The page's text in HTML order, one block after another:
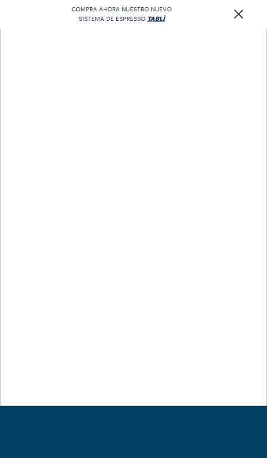
COMPRA AHORA NUESTRO NUEVO
SISTEMA DE ESPRESSO TABLÌ